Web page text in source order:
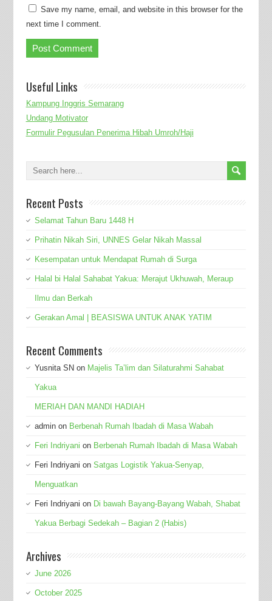
Save my name, email, and website in this browser for the
next time I comment.
Useful Links
Kampung Inggris Semarang
Undang Motivator
Formulir Pegusulan Penerima Hibah Umroh/Haji
Recent Posts
Selamat Tahun Baru 1448 H
Prihatin Nikah Siri, UNNES Gelar Nikah Massal
Kesempatan untuk Mendapat Rumah di Surga
Halal bi Halal Sahabat Yakua: Merajut Ukhuwah, Meraup
Ilmu dan Berkah
Gerakan Amal | BEASISWA UNTUK ANAK YATIM
Recent Comments
Yusnita SN on Majelis Ta’lim dan Silaturahmi Sahabat
Yakua
MERIAH DAN MANDI HADIAH
adminon Berbenah Rumah Ibadah di Masa Wabah
Feri Indriyani on Berbenah Rumah Ibadah di Masa Wabah
Feri Indriyani on Satgas Logistik Yakua-Senyap,
Menguatkan
Feri Indriyani on Di bawah Bayang-Bayang Wabah, Shabat
Yakua Berbagi Sedekah – Bagian 2 (Habis)
Archives
June 2026
October 2025